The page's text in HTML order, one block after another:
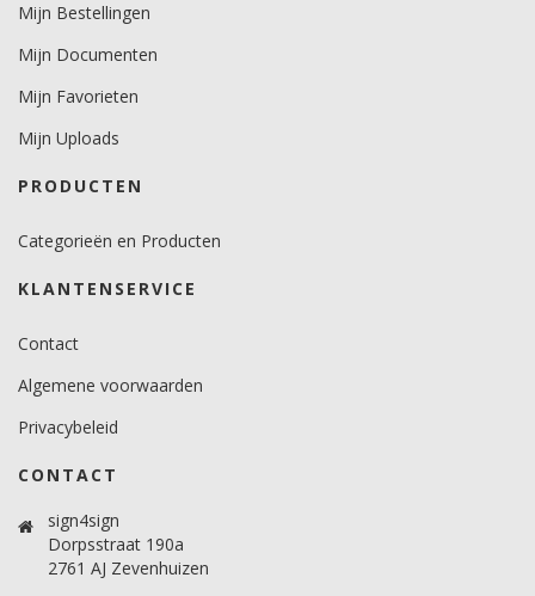
minimaal 12 graden voor vlakke ondergronden.
minimaal 18 graden voor gebogen ondergronden.
Temperatuurbereik (°C)
10 -30 graden.
Mijn Bestellingen
Mijn Documenten
Mijn Favorieten
Mijn Uploads
PRODUCTEN
Categorieën en Producten
KLANTENSERVICE
Contact
Algemene voorwaarden
Privacybeleid
CONTACT
sign4sign
Dorpsstraat 190a
2761 AJ Zevenhuizen